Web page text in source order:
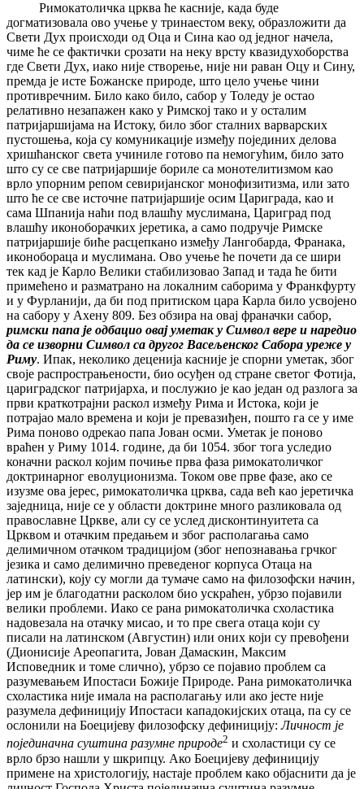
Римокатоличка црква ће касније, када буде
догматизовала ово учење у тринаестом веку, образложити да
Свети Дух происходи од Оца и Сина као од једног начела,
чиме ће се фактички срозати на неку врсту квазидухоборства
где Свети Дух, иако није створење, није ни раван Оцу и Сину,
премда је исте Божанске природе, што цело учење чини
противречним. Било како било, сабор у Толеду је остао
релативно незапажен како у Римској тако и у осталим
патријаршијама на Истоку, било због сталних варварских
пустошења, која су комуникације између појединих делова
хришћанског света учиниле готово па немогућим, било зато
што су се све патријаршије бориле са монотелитизмом као
врло упорним репом севиријанског монофизитизма, или зато
што ће се све источне патријаршије осим Цариграда, као и
сама Шпанија наћи под влашћу муслимана, Цариград под
влашћу иконоборачких јеретика, а само подручје Римске
патријаршије биће расцепкано између Лангобарда, Франака,
иконобораца и муслимана. Ово учење ће почети да се шири
тек кад је Карло Велики стабилизовао Запад и тада ће бити
примећено и разматрано на локалним саборима у Франкфурту
и у Фурланији, да би под притиском цара Карла било усвојено
на сабору у Ахену 809. Без обзира на овај франачки сабор,
римски папа је одбацио овај уметак у Символ вере и наредио
да се изворни Символ са другог Васељенског Сабора уреже у
Риму. Ипак, неколико деценија касније је спорни уметак, због
своје распрострањености, био осуђен од стране светог Фотија,
цариградског патријарха, и послужио је као један од разлога за
први краткотрајни раскол између Рима и Истока, који је
потрајао мало времена и који је превазиђен, пошто га се у име
Рима поново одрекао папа Јован осми. Уметак је поново
враћен у Риму 1014. године, да би 1054. због тога уследио
коначни раскол којим почиње прва фаза римокатоличког
доктринарног еволуционизма. Током ове прве фазе, ако се
изузме ова јерес, римокатоличка црква, сада већ као јеретичка
заједница, није се у области доктрине много разликовала од
православне Цркве, али су се услед дисконтинуитета са
Црквом и отачким предањем и због располагања само
делимичном отачком традицијом (због непознавања грчког
језика и само делимично преведеног корпуса Отаца на
латински), коју су могли да тумаче само на филозофски начин,
јер им је благодатни расколом био ускраћен, убрзо појавили
велики проблеми. Иако се рана римокатоличка схоластика
надовезала на отачку мисао, и то пре свега отаца који су
писали на латинском (Августин) или оних који су превођени
(Дионисије Ареопагита, Јован Дамаскин, Максим
Исповедник и томе слично), убрзо се појавио проблем са
разумевањем Ипостаси Божије Природе. Рана римокатоличка
схоластика није имала на располагању или ако јесте није
разумела дефиницију Ипостаси кападокијских отаца, па су се
ослонили на Боецијеву филозофску дефиницију:Личност је
појединачна суштина разумне природе2 и схоластици су се
врло брзо нашли у шкрипцу. Ако Боецијеву дефиницију
примене на христологију, настаје проблем како објаснити да је